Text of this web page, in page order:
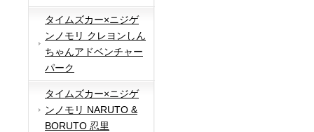
タイムズカー×ニジゲ
ンノモリ クレヨンしん
ちゃんアドベンチャー
パーク
タイムズカー×ニジゲ
ンノモリ NARUTO &
BORUTO 忍里